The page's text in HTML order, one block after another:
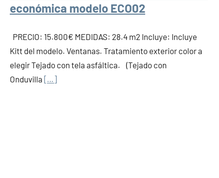
económica modelo ECO02
PRECIO: 15.800€ MEDIDAS: 28.4 m2 Incluye: Incluye
Kitt del modelo. Ventanas. Tratamiento exterior color a
elegir Tejado con tela asfáltica. (Tejado con
Onduvilla […]